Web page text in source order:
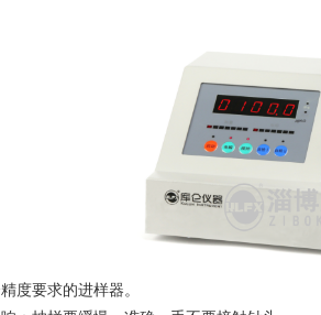
要求的进样器。